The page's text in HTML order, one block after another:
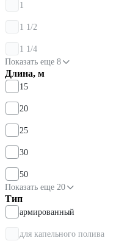
1
1 1/2
1 1/4
Показать еще 8
Длина, м
15
20
25
30
50
Показать еще 20
Тип
армированный
для капельного полива